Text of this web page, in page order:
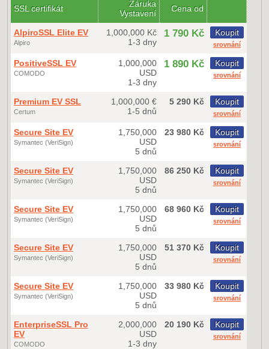
SSL certifikát
Záruka
Vystavení
Cena od
AlpiroSSL Elite EV
Alpiro
1,000,000 Kč
1-3 dny
1 790 Kč Koupit
srovnání
PositiveSSL EV
COMODO
1,000,000
USD
1-3 dny
1 890 Kč Koupit
srovnání
Premium EV SSL
Certum
1,000,000 €
1-5 dnů
5 290 Kč Koupit
srovnání
Secure Site EV
Symantec (VeriSign)
1,750,000
USD
5 dnů
23 980 Kč Koupit
srovnání
Secure Site EV
Symantec (VeriSign)
1,750,000
USD
5 dnů
86 250 Kč Koupit
srovnání
Secure Site EV
Symantec (VeriSign)
1,750,000
USD
5 dnů
68 960 Kč Koupit
srovnání
Secure Site EV
Symantec (VeriSign)
1,750,000
USD
5 dnů
51 370 Kč Koupit
srovnání
Secure Site EV
Symantec (VeriSign)
1,750,000
USD
5 dnů
33 980 Kč Koupit
srovnání
EnterpriseSSL Pro
EV
COMODO
2,000,000
USD
1-3 dny
20 190 Kč Koupit
srovnání